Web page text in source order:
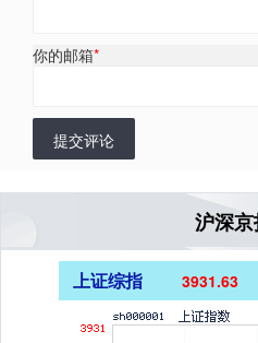
你的邮箱*
提交评论
沪深
上证综指 3931.63